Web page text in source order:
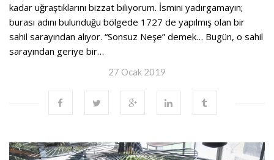
kadar uğraştıklarını bizzat biliyorum. İsmini yadırgamayın;
burası adını bulunduğu bölgede 1727 de yapılmış olan bir
sahil sarayından alıyor. “Sonsuz Neşe” demek… Bugün, o sahil
sarayından geriye bir…
27 Ocak 2019